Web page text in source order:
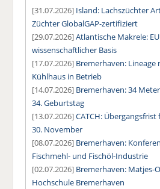
[31.07.2026] Island: Lachszüchter
Züchter GlobalGAP-zertifiziert
[29.07.2026]Atlantische Makrele:
wissenschaftlicher Basis
[17.07.2026] Bremerhaven:
Kühlhaus in Betrieb
[14.07.2026] Bremerhaven: 34
34. Geburtstag
[13.07.2026]CATCH:
30. November
[08.07.2026] Bremerhaven:
Fischmehl- und Fischöl-Industrie
[02.07.2026] Bremerhaven: Matjes-
Hochschule Bremerhaven